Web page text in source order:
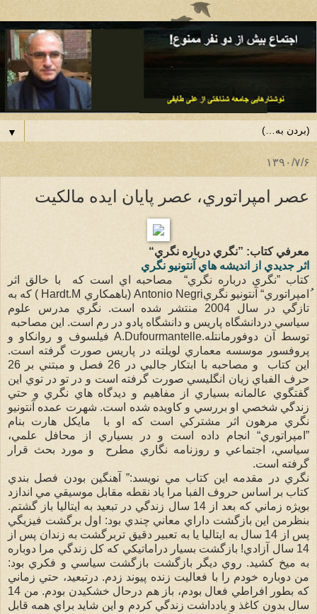
▼
۱۳۹۰/۷/۶
عصر امپراتوري، عصر پايان ايده مالكيت
معرفي كتاب: ”نگري درباره نگري“
اثر جديدي از انديشه هاي آنتونيو نگري
كتاب ”نگري درباره نگري“ مصاحبه اي است كه با خالق اثر
ُامپراتوري“ آنتونيو نگريAntonio Negri (باهمكاري Hardt.M ) كه به
تازگي در سال 2004 منتشر شده است. نگري مدرس علوم
سياسي دردانشگاه پاريس و دانشگاه پادو در رم است. اين مصاحبه
توسط آن دوفورمانتله.A.Dufourmantelle فيلسوف و روانكاو و
پروفسور موسسه معماري لويلته در پاريس صورت گرفته است.
اين كتاب و مصاحبه با ابتكار جالبي در 26 فصل و مبتني بر 26
حرف الفباي زيان انگليسي صورت گرفته است و در تو در توي اين
گفتگوي عالمانه بسياري از مفاهيم و ديدگاه هاي نگري و حتي
زندگي شخصي او بررسي و كاويده شده است. شهرت عمده آنتونيو
نگري مرهون اثر مشتركي است كه او با مايكل هارت بنام
”امپراتوري“ انجام داده است و در بسياري از محافل علمي،
سياسي، اجتماعي و روزنامه نگاري مطرح و مورد بحث قرار
گرفته است.
نگري در مقدمه اين كتاب مي نويسد:” آهنگين بودن فصل بندي
كتاب بر اساس حروف الفبا مرا ياد نقطه مقابل موسيقي مي اندازد
بويژه زماني كه بعد از 14 سال زندگي در تبعيد به ايتاليا باز گشتم.
بنظرمن اين بازگشت داراي معاني چندي بود: اول برگشت فيزيگي
پس از 14 سال به ايتاليا يا به تعبير دقيق تربرگشت به زندان پس از
14 سال آزادي! ‏‎بازگشت بسيار دراماتيكي كه كل زندگي مرا دوباره
به ميخ كشيد. روي ديگر بازگشت بازگشت سياسي و فكري بود:
من دوباره خودم را با فعاليت زنده پيوند زدم. درتبعيد، حتي زماني
كه بطور افراطي فعال بودم، باز هم درحال خشكيدن بودم. من 14
سال بدون كاغذ و يادداشت زندگي كردم و اين شايد براي همه قابل